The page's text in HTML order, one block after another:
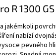
R 1300
jakémkoli
nabízí
pevného